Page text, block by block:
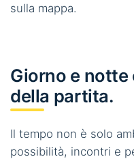
sulla mappa.
Giorno e
della partita.
Il tempo non è solo
possibilità, incontri e